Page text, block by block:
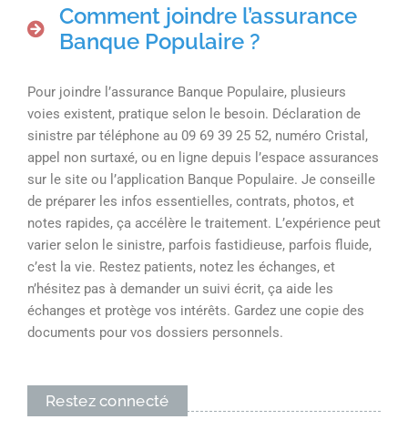
Comment joindre l’assurance
Banque Populaire ?
Pour joindre l’assurance Banque Populaire, plusieurs
voies existent, pratique selon le besoin. Déclaration de
sinistre par téléphone au 09 69 39 25 52, numéro Cristal,
appel non surtaxé, ou en ligne depuis l’espace assurances
sur le site ou l’application Banque Populaire. Je conseille
de préparer les infos essentielles, contrats, photos, et
notes rapides, ça accélère le traitement. L’expérience peut
varier selon le sinistre, parfois fastidieuse, parfois fluide,
c’est la vie. Restez patients, notez les échanges, et
n’hésitez pas à demander un suivi écrit, ça aide les
échanges et protège vos intérêts. Gardez une copie des
documents pour vos dossiers personnels.
Restez connecté